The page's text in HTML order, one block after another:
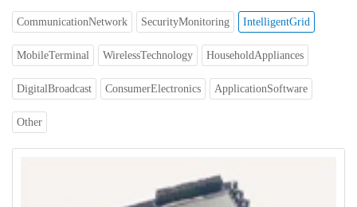
CommunicationNetwork SecurityMonitoring IntelligentGrid
MobileTerminal WirelessTechnology HouseholdAppliances
DigitalBroadcast ConsumerElectronics ApplicationSoftware
Other